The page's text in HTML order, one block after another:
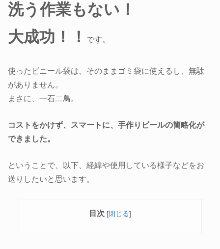
洗う作業もない！
大成功！！
です。
使ったビニール袋は、そのままゴミ袋に使えるし、無駄
がありません。
まさに、一石二鳥。
コストをかけず、スマートに、手作りビールの簡略化が
できました。
ということで、以下、経緯や使用している様子などをお
送りしたいと思います。
目次 [閉じる]